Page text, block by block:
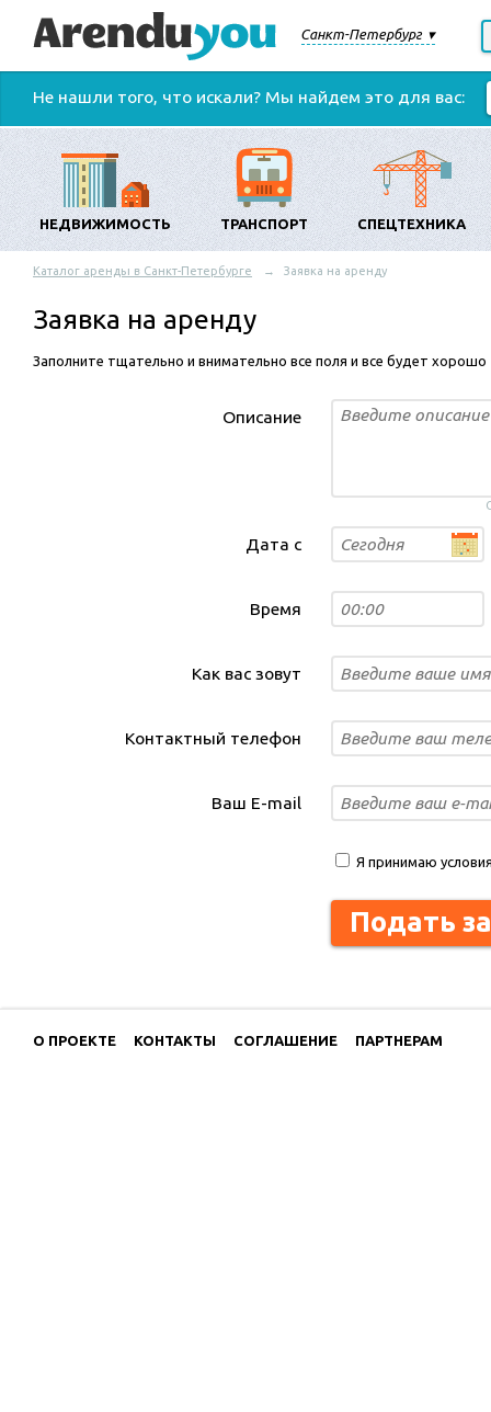
Санкт-Петербург
Не нашли того, что искали? Мы найдем это для вас:
НЕДВИЖИМОСТЬ ТРАНСПОРТ СПЕЦТЕХНИКА
Каталог аренды в Санкт-Петербурге Заявка на аренду
Заявка на аренду
Заполните тщательно и внимательно все поля и все будет хорошо
Описание
Дата с
Время
Как вас зовут
Контактный телефон
Ваш E-mail
Я принимаю
Подать
О ПРОЕКТЕ КОНТАКТЫ СОГЛАШЕНИЕ ПАРТНЕРАМ